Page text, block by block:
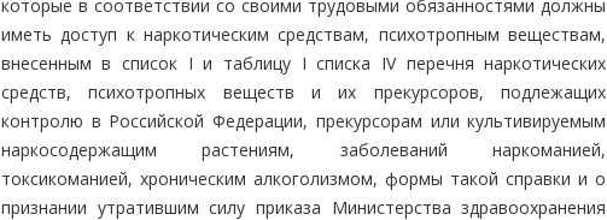
которые в соответствии со своими трудовыми обязанностями должны
иметь доступ к наркотическим средствам, психотропным веществам,
внесенным в список I и таблицу I списка IV перечня наркотических
средств, психотропных веществ и их прекурсоров, подлежащих
контролю в Российской Федерации, прекурсорам или культивируемым
наркосодержащим растениям, заболеваний наркоманией,
токсикоманией, хроническим алкоголизмом, формы такой справки и о
признании утратившим силу приказа Министерства здравоохранения